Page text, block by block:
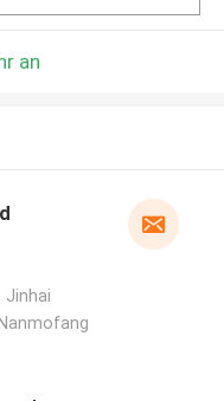
an
Jinhai